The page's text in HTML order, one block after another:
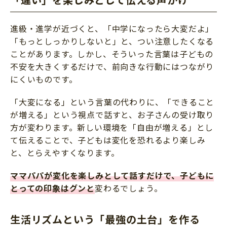
進級・進学が近づくと、「中学になったら大変だよ」
「もっとしっかりしないと」と、つい注意したくなる
ことがあります。しかし、そういった言葉は子どもの
不安を大きくするだけで、前向きな行動にはつながり
にくいものです。
「大変になる」という言葉の代わりに、「できること
が増える」という視点で話すと、お子さんの受け取り
方が変わります。新しい環境を「自由が増える」とし
て伝えることで、子どもは変化を恐れるより楽しみ
と、とらえやすくなります。
ママパパが変化を楽しみとして話すだけで、子どもに
とっての印象はグンと変わるでしょう。
生活リズムという「最強の土台」を作る